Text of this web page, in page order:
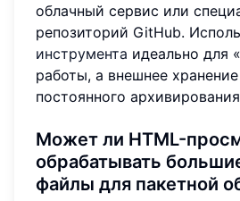
облачный сервис или
репозиторий GitHub.
инструмента идеально для
работы, а внешнее
постоянного
Может ли HTML-
обрабатывать
файлы для пакетной